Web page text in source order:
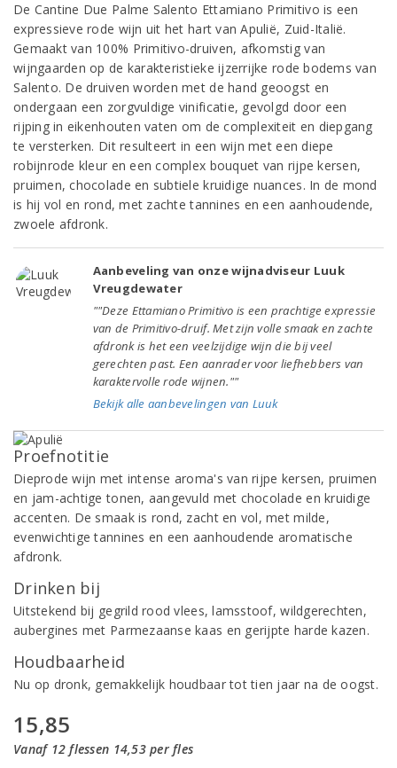
De Cantine Due Palme Salento Ettamiano Primitivo is een
expressieve rode wijn uit het hart van Apulië, Zuid-Italië.
Gemaakt van 100% Primitivo-druiven, afkomstig van
wijngaarden op de karakteristieke ijzerrijke rode bodems van
Salento. De druiven worden met de hand geoogst en
ondergaan een zorgvuldige vinificatie, gevolgd door een
rijping in eikenhouten vaten om de complexiteit en diepgang
te versterken. Dit resulteert in een wijn met een diepe
robijnrode kleur en een complex bouquet van rijpe kersen,
pruimen, chocolade en subtiele kruidige nuances. In de mond
is hij vol en rond, met zachte tannines en een aanhoudende,
zwoele afdronk.
Aanbeveling van onze wijnadviseur Luuk
Vreugdewater
""Deze Ettamiano Primitivo is een prachtige expressie
van de Primitivo-druif. Met zijn volle smaak en zachte
afdronk is het een veelzijdige wijn die bij veel
gerechten past. Een aanrader voor liefhebbers van
karaktervolle rode wijnen.""
Bekijk alle aanbevelingen van Luuk
Proefnotitie
Dieprode wijn met intense aroma's van rijpe kersen, pruimen
en jam-achtige tonen, aangevuld met chocolade en kruidige
accenten. De smaak is rond, zacht en vol, met milde,
evenwichtige tannines en een aanhoudende aromatische
afdronk.
Drinken bij
Uitstekend bij gegrild rood vlees, lamsstoof, wildgerechten,
aubergines met Parmezaanse kaas en gerijpte harde kazen.
Houdbaarheid
Nu op dronk, gemakkelijk houdbaar tot tien jaar na de oogst.
15,85
Vanaf 12 flessen 14,53 per fles